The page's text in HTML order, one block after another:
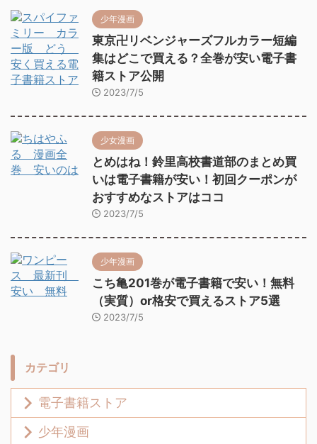
少年漫画
東京卍リベンジャーズフルカラー短編
集はどこで買える？全巻が安い電子書
籍ストア公開
2023/7/5
少女漫画
とめはね！鈴里高校書道部のまとめ買
いは電子書籍が安い！初回クーポンが
おすすめなストアはココ
2023/7/5
少年漫画
こち亀201巻が電子書籍で安い！無料
（実質）or格安で買えるストア5選
2023/7/5
カテゴリ
電子書籍ストア
少年漫画